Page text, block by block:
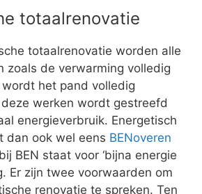
totaalrenovatie
totaalrenovatie worden alle
zoals de verwarming volledig
het pand volledig
werken wordt gestreefd
energieverbruik. Energetisch
dan ook wel eens BENoveren
BEN staat voor ‘bijna energie
Er zijn twee voorwaarden om
renovatie te spreken. Ten